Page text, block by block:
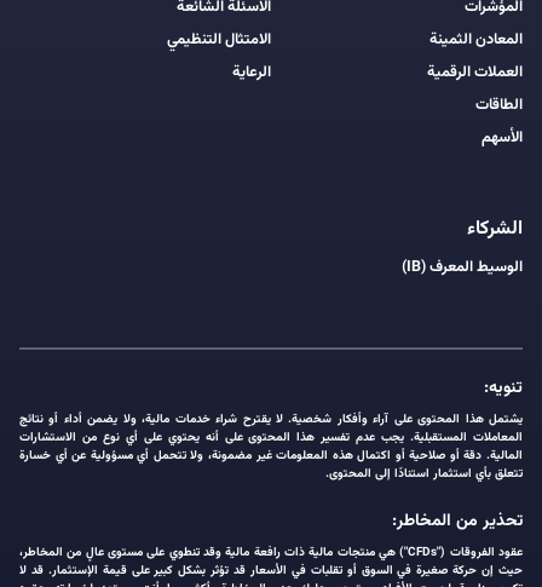
المؤشرات
المعادن الثمينة
العملات الرقمية
الطاقات
الأسهم
الأسئلة الشائعة
الامتثال التنظيمي
الرعاية
الشركاء
الوسيط المعرف (IB)
تنويه:
يشتمل هذا المحتوى على آراء وأفكار شخصية. لا يقترح شراء خدمات مالية، ولا يضمن أداء أو نتائج
المعاملات المستقبلية. يجب عدم تفسير هذا المحتوى على أنه يحتوي على أي نوع من الاستشارات
المالية. دقة أو صلاحية أو اكتمال هذه المعلومات غير مضمونة، ولا تتحمل أي مسؤولية عن أي خسارة
تتعلق بأي استثمار استنادًا إلى المحتوى.
تحذير من المخاطر:
عقود الفروقات ("CFDs") هي منتجات مالية ذات رافعة مالية وقد تنطوي على مستوى عالٍ من المخاطر،
حيث إن حركة صغيرة في السوق أو تقلبات في الأسعار قد تؤثر بشكل كبير على قيمة الإستثمار. قد لا